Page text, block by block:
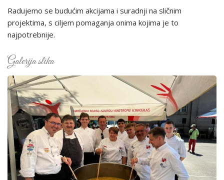
Radujemo se budućim akcijama i suradnji na sličnim
projektima, s ciljem pomaganja onima kojima je to
najpotrebnije.
Galerija slika